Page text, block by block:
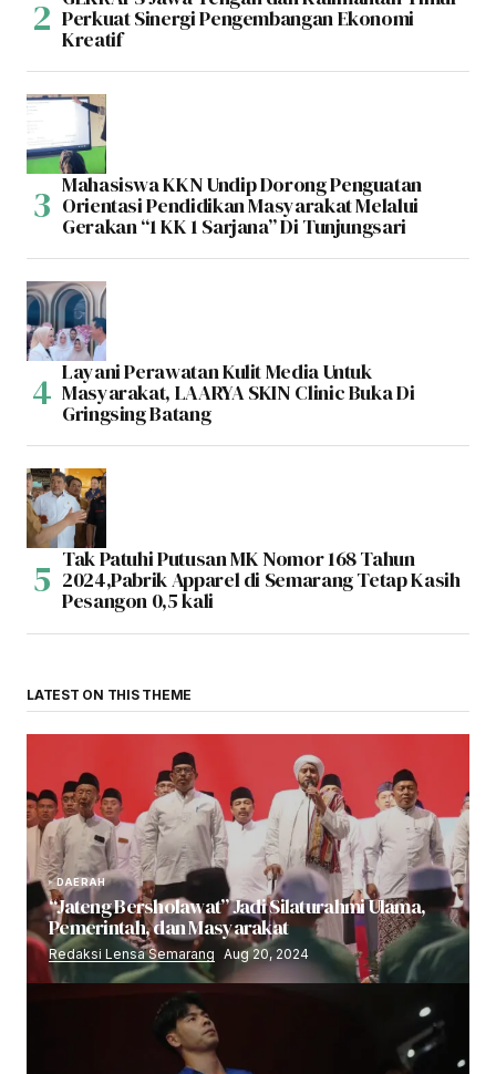
Perkuat Sinergi Pengembangan Ekonomi
Kreatif
Mahasiswa KKN Undip Dorong Penguatan
Orientasi Pendidikan Masyarakat Melalui
Gerakan “1 KK 1 Sarjana” Di Tunjungsari
Layani Perawatan Kulit Media Untuk
Masyarakat, LAARYA SKIN Clinic Buka Di
Gringsing Batang
Tak Patuhi Putusan MK Nomor 168 Tahun
2024,Pabrik Apparel di Semarang Tetap Kasih
Pesangon 0,5 kali
LATEST ON THIS THEME
DAERAH
“Jateng Bersholawat” Jadi Silaturahmi Ulama,
Pemerintah, dan Masyarakat
Redaksi Lensa Semarang Aug 20, 2024